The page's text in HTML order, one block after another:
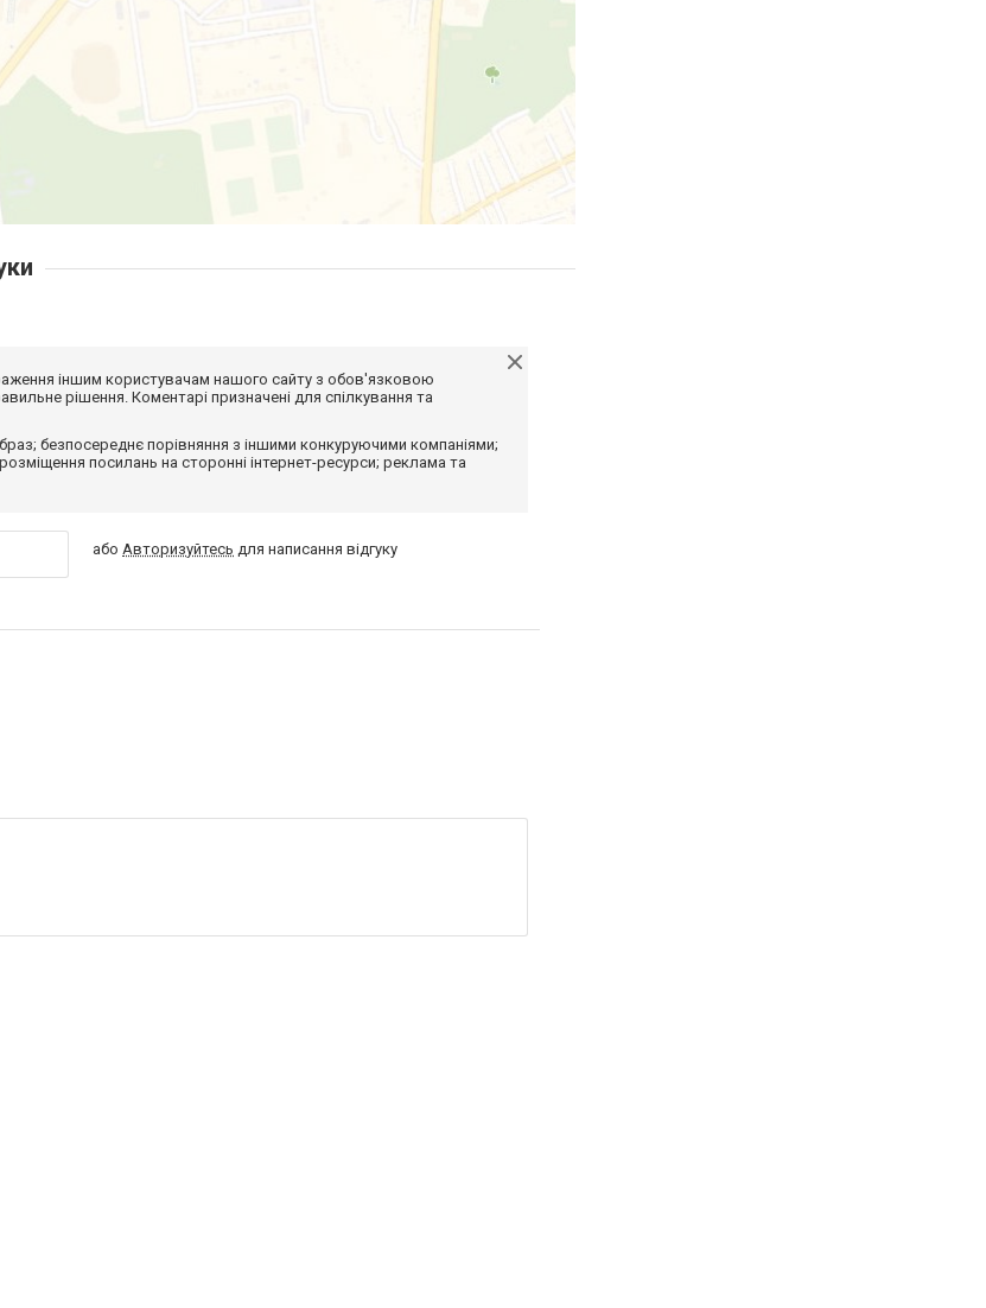
іншим користувачам нашого сайту з обов'язковою
рішення. Коментарі призначені для спілкування та
безпосереднє порівняння з іншими конкуруючими компаніями;
посилань на сторонні інтернет-ресурси; реклама та
або Авторизуйтесь для написання відгуку